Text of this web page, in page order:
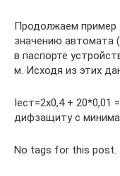
Продолжаем пример
значению автомата
в паспорте
м. Исходя из этих
Iест=2х0,4 + 20*0,01
дифзащиту с
No tags for this post.